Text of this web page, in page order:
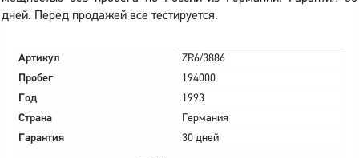
дней. Перед продажей все тестируется.
Артикул
ZR6/3886
Пробег
194000
Год
1993
Страна
Германия
Гарантия
30 дней